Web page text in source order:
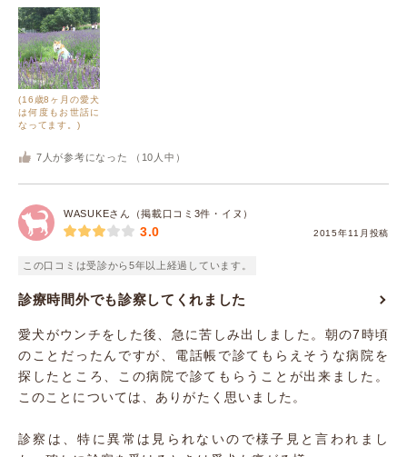
(16歳8ヶ月の愛犬
は何度もお世話に
なってます。)
7 人が参考になった （ 10 人中）
WASUKEさん（掲載口コミ3件・イヌ）
2015年11月投稿
3.0
この口コミは受診から5年以上経過しています。
診療時間外でも診察してくれました
愛犬がウンチをした後、急に苦しみ出しました。朝の7時頃
のことだったんですが、電話帳で診てもらえそうな病院を
探したところ、この病院で診てもらうことが出来ました。
このことについては、ありがたく思いました。
診察は、特に異常は見られないので様子見と言われまし